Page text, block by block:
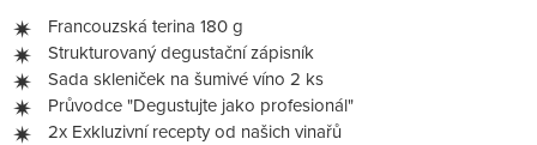
Francouzská terina 180 g
Strukturovaný degustační zápisník
Sada skleniček na šumivé víno 2 ks
Průvodce "Degustujte jako profesionál"
2x Exkluzivní recepty od našich vinařů